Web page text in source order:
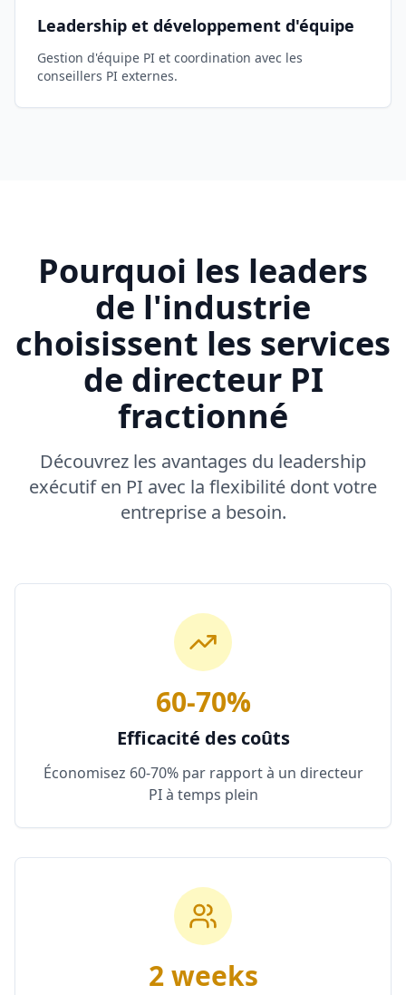
Leadership et développement d'équipe
Gestion d'équipe PI et coordination avec les
conseillers PI externes.
Pourquoi les leaders
de l'industrie
choisissent les services
de directeur PI
fractionné
Découvrez les avantages du leadership
exécutif en PI avec la flexibilité dont votre
entreprise a besoin.
60-70%
Efficacité des coûts
Économisez 60-70% par rapport à un directeur
PI à temps plein
2 weeks